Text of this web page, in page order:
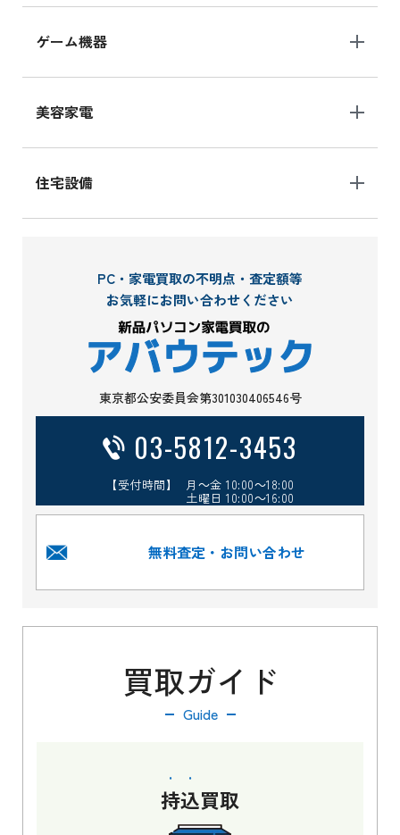
ゲーム機器
美容家電
住宅設備
PC・家電買取の不明点・査定額等
お気軽にお問い合わせください
東京都公安委員会第301030406546号
03-5812-3453
【受付時間】 月～金 10:00～18:00
土曜日 10:00～16:00
無料査定・お問い合わせ
買取ガイド
Guide
持込買取